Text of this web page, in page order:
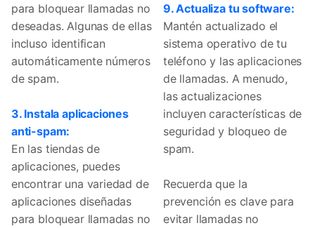
para bloquear llamadas no
deseadas. Algunas de ellas
incluso identifican
automáticamente números
de spam.
3. Instala aplicaciones
anti-spam:
En las tiendas de
aplicaciones, puedes
encontrar una variedad de
aplicaciones diseñadas
para bloquear llamadas no
9. Actualiza tu software:
Mantén actualizado el
sistema operativo de tu
teléfono y las aplicaciones
de llamadas. A menudo,
las actualizaciones
incluyen características de
seguridad y bloqueo de
spam.
Recuerda que la
prevención es clave para
evitar llamadas no